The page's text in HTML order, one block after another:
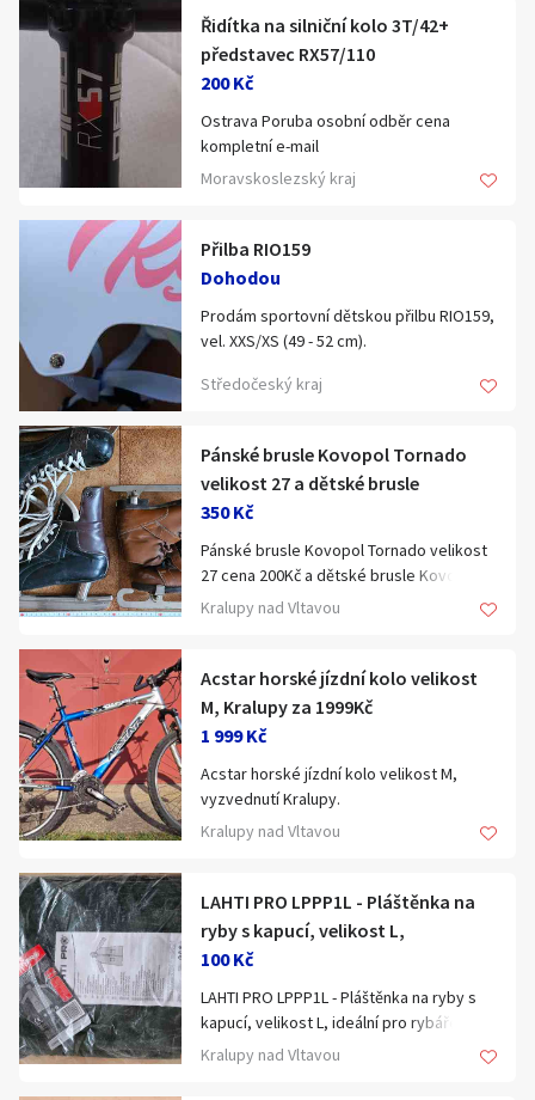
Nejlépe vše najednou. + Drobnosti.
Cena za vše k jednání cca 5000,-Kč.
Případně navrhněte pro Vás
akceptovatelnou cenu,
pokud bude zajímavá domluvíme se.
Řidítka na silniční kolo 3T/42+
představec RX57/110
200 Kč
Ostrava Poruba osobní odběr cena
kompletní e-mail
bilaorchydey@seznam.cz
Moravskoslezský kraj
Přilba RIO159
Dohodou
Prodám sportovní dětskou přilbu RIO159,
vel. XXS/XS (49 - 52 cm).
Středočeský kraj
Pánské brusle Kovopol Tornado
velikost 27 a dětské brusle
350 Kč
Pánské brusle Kovopol Tornado velikost
27 cena 200Kč a dětské brusle Kovopol
Mignon velikost 21-23 cena 150Kč
Kralupy nad Vltavou
Acstar horské jízdní kolo velikost
M, Kralupy za 1999Kč
1 999 Kč
Acstar horské jízdní kolo velikost M,
vyzvednutí Kralupy.
Kralupy nad Vltavou
LAHTI PRO LPPP1L - Pláštěnka na
ryby s kapucí, velikost L,
100 Kč
LAHTI PRO LPPP1L - Pláštěnka na ryby s
kapucí, velikost L, ideální pro rybáře,
rybářská pláštěnka,vyzvednutí Kralupy,
Kralupy nad Vltavou